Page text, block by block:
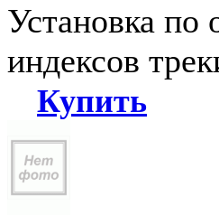
Установка по
индексов
Купить